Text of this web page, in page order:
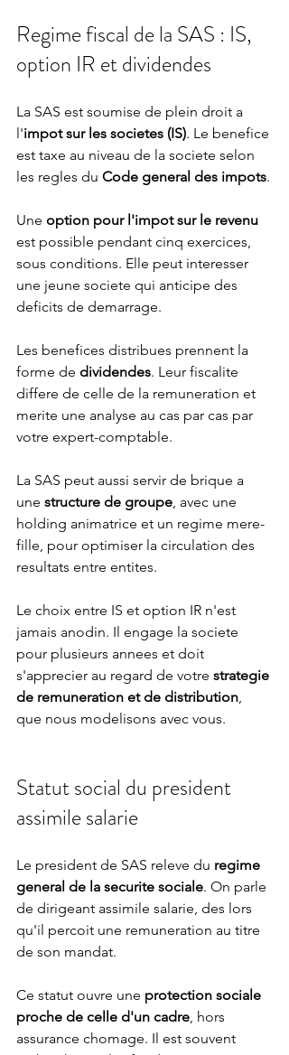
Regime fiscal de la SAS : IS,
option IR et dividendes
La SAS est soumise de plein droit a
l'impot sur les societes (IS). Le benefice
est taxe au niveau de la societe selon
les regles du Code general des impots.
Une option pour l'impot sur le revenu
est possible pendant cinq exercices,
sous conditions. Elle peut interesser
une jeune societe qui anticipe des
deficits de demarrage.
Les benefices distribues prennent la
forme de dividendes. Leur fiscalite
differe de celle de la remuneration et
merite une analyse au cas par cas par
votre expert-comptable.
La SAS peut aussi servir de brique a
une structure de groupe, avec une
holding animatrice et un regime mere-
fille, pour optimiser la circulation des
resultats entre entites.
Le choix entre IS et option IR n'est
jamais anodin. Il engage la societe
pour plusieurs annees et doit
s'apprecier au regard de votre strategie
de remuneration et de distribution,
que nous modelisons avec vous.
Statut social du president
assimile salarie
Le president de SAS releve du regime
general de la securite sociale. On parle
de dirigeant assimile salarie, des lors
qu'il percoit une remuneration au titre
de son mandat.
Ce statut ouvre une protection sociale
proche de celle d'un cadre, hors
assurance chomage. Il est souvent